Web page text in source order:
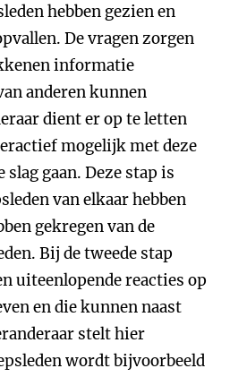
hebben gezien en
De vragen zorgen
informatie
anderen kunnen
dient er op te letten
mogelijk met deze
gaan. Deze stap is
van elkaar hebben
gekregen van de
Bij de tweede stap
uiteenlopende reacties op
en die kunnen naast
stelt hier
wordt bijvoorbeeld